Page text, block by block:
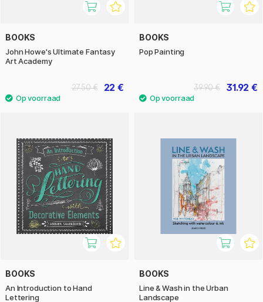
BOOKS
John Howe's Ultimate Fantasy
Art Academy
22 €
27.50 €
BOOKS
Pop Painting
31.92 €
39.90 €
BOOKS
An Introduction to Hand
Lettering
BOOKS
Line & Wash in the Urban
Landscape